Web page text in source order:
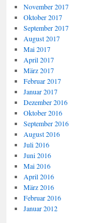
November 2017
Oktober 2017
September 2017
August 2017
Mai 2017
April 2017
März 2017
Februar 2017
Januar 2017
Dezember 2016
Oktober 2016
September 2016
August 2016
Juli 2016
Juni 2016
Mai 2016
April 2016
März 2016
Februar 2016
Januar 2012